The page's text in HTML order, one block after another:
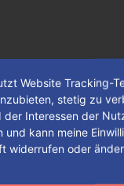
Website Tracking-
stetig zu
der Interessen der
und kann meine
widerrufen oder